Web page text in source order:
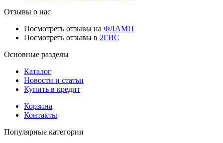
Отзывы о нас
Посмотреть отзывы на ФЛАМП
Посмотреть отзывы в 2ГИС
Основные разделы
Каталог
Новости и статьи
Купить в кредит
Корзина
Контакты
Популярные категории